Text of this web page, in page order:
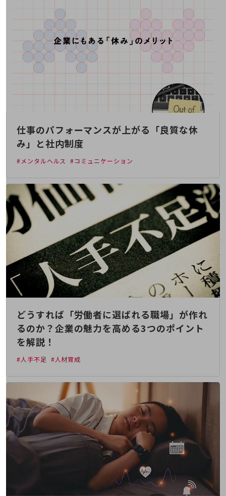
旬な話題やお役立ち資料などDXの課題を
解決するヒントをお届けする記事サイト
お役立ち資料ダウンロード
トレンド記事特集
IT用語集
中堅中小企業向け
課題やニーズに合ったサービスをご紹介し、
お悩みから見つける
ネットワーク
モバイル・音声
バックオフィス
リモート・ハイブリッドワーク
セキュリティ
その他のお悩みはこちら
業界から見つける
業界から見つけるTOP
製造業
小売・卸売業
運輸業
建設業
地域産業
ゲーム感覚で見つける
ビジネスお悩み診断
NTTドコモビジネス
オンラインショップ
モバイル・ICTサービスをオンラインで
相談・申し込みができるバーチャルショップ
法人向けモバイルトップ
はじめての方へ
新規会員登録/ログインはこちら
100回線以上のお問い合わせ・お見積りはこちら
仕事のパフォーマンスが上がる「良質な休
み」と社内制度
#メンタルヘルス #コミュニケーション
どうすれば「労働者に選ばれる職場」が作れ
るのか？企業の魅力を高める3つのポイント
を解説！
#人手不足 #人材育成